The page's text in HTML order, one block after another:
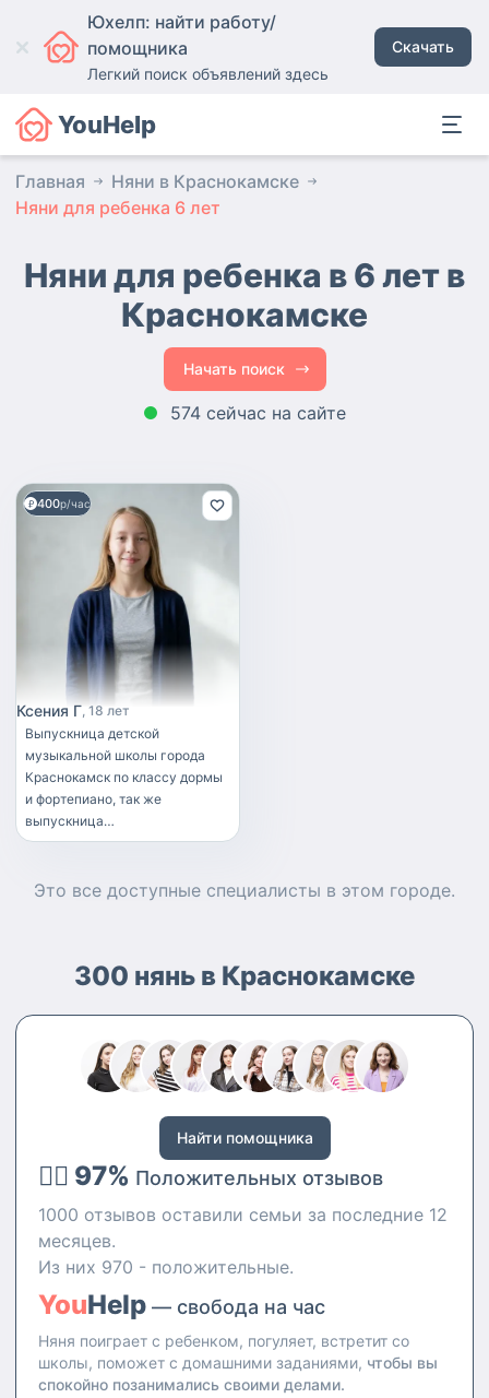
Юхелп: найти работу/
помощника
Легкий поиск объявлений здесь
Скачать
YouHelp
Главная
Няни в Краснокамске
Няни для ребенка 6 лет
Няни для ребенка в 6 лет в
Краснокамске
Начать поиск
574 сейчас на сайте
400р/час
Ксения Г 18 лет
Выпускница детской
музыкальной школы города
Краснокамск по классу дормы
и фортепиано, так же
выпускница
общеобразовательной школы
волонтёрства при работе с
детским аниматором. Около
украинский языки, так же
влекаюсь лепкой, оригами и
квиллингом и смогу обучить
этому ребёнка. Отзывчивая и
придумать множество занятий
для ребёнка, отвести в школу,
на кружок или в гости, после
сохранности домой. Так же
могу помогать родителям по
дому
Это все доступные специалисты в этом городе.
300 нянь в Краснокамске
Найти помощника
👍🏻 97% Положительных отзывов
1000 отзывов оставили семьи за последние 12
месяцев.
Из них 970 - положительные.
YouHelp — свобода на час
Няня поиграет с ребенком, погуляет, встретит со
школы, поможет с домашними заданиями, чтобы вы
спокойно позанимались своими делами.